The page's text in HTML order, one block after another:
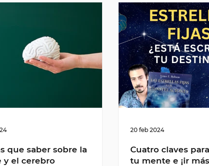
que saber sobre la
y el cerebro
Cuatro claves
tu mente e ¡ir
20 feb 2024